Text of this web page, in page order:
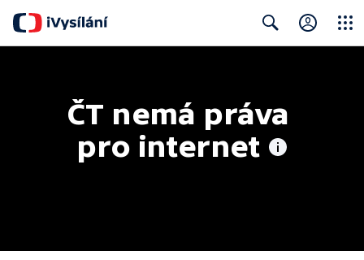
ČT nemá práva
pro internet